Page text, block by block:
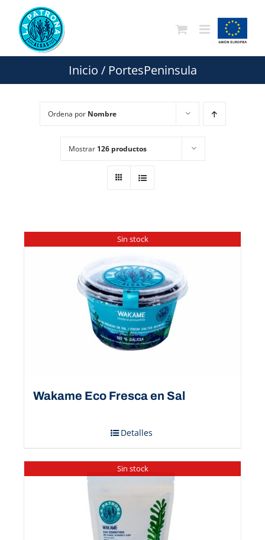
contenido
Inicio / PortesPeninsula
Ordena por Nombre
Mostrar 126 productos
Sin stock
Wakame Eco Fresca en Sal
Detalles
Sin stock